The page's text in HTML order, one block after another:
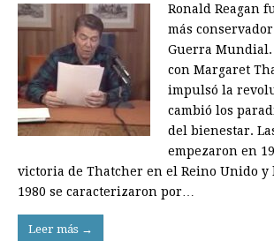
Ronald Reagan
más
Guerra
con Margaret
impulsó la
cambió los
del bienestar.
empezaron en
victoria de Thatcher en el Reino Unido y
1980 se caracterizaron por…
Leer más →